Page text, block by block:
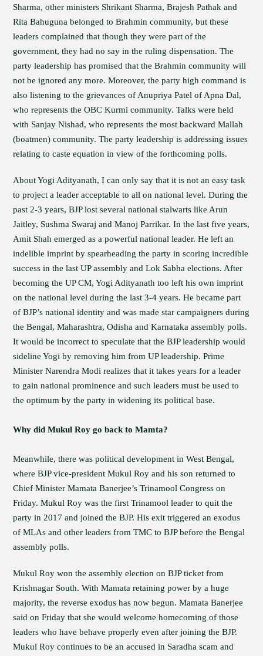
Sharma, other ministers Shrikant Sharma, Brajesh Pathak and
Rita Bahuguna belonged to Brahmin community, but these
leaders complained that though they were part of the
government, they had no say in the ruling dispensation. The
party leadership has promised that the Brahmin community will
not be ignored any more. Moreover, the party high command is
also listening to the grievances of Anupriya Patel of Apna Dal,
who represents the OBC Kurmi community. Talks were held
with Sanjay Nishad, who represents the most backward Mallah
(boatmen) community. The party leadership is addressing issues
relating to caste equation in view of the forthcoming polls.
About Yogi Adityanath, I can only say that it is not an easy task
to project a leader acceptable to all on national level. During the
past 2-3 years, BJP lost several national stalwarts like Arun
Jaitley, Sushma Swaraj and Manoj Parrikar. In the last five years,
Amit Shah emerged as a powerful national leader. He left an
indelible imprint by spearheading the party in scoring incredible
success in the last UP assembly and Lok Sabha elections. After
becoming the UP CM, Yogi Adityanath too left his own imprint
on the national level during the last 3-4 years. He became part
of BJP’s national identity and was made star campaigners during
the Bengal, Maharashtra, Odisha and Karnataka assembly polls.
It would be incorrect to speculate that the BJP leadership would
sideline Yogi by removing him from UP leadership. Prime
Minister Narendra Modi realizes that it takes years for a leader
to gain national prominence and such leaders must be used to
the optimum by the party in widening its political base.
Why did Mukul Roy go back to Mamta?
Meanwhile, there was political development in West Bengal,
where BJP vice-president Mukul Roy and his son returned to
Chief Minister Mamata Banerjee’s Trinamool Congress on
Friday. Mukul Roy was the first Trinamool leader to quit the
party in 2017 and joined the BJP. His exit triggered an exodus
of MLAs and other leaders from TMC to BJP before the Bengal
assembly polls.
Mukul Roy won the assembly election on BJP ticket from
Krishnagar South. With Mamata retaining power by a huge
majority, the reverse exodus has now begun. Mamata Banerjee
said on Friday that she would welcome homecoming of those
leaders who have behave properly even after joining the BJP.
Mukul Roy continues to be an accused in Saradha scam and